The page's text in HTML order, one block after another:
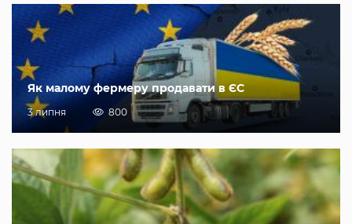
Як малому фермеру продавати в ЄС
3 липня 800